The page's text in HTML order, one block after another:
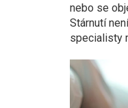
nebo se
Stárnutí
specialisty